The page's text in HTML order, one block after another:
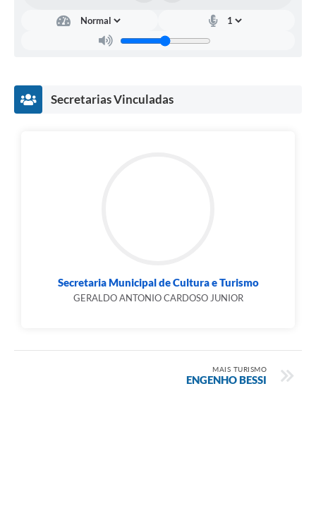
Secretarias Vinculadas
Secretaria Municipal de Cultura e Turismo
GERALDO ANTONIO CARDOSO JUNIOR
MAIS TURISMO
ENGENHO BESSI